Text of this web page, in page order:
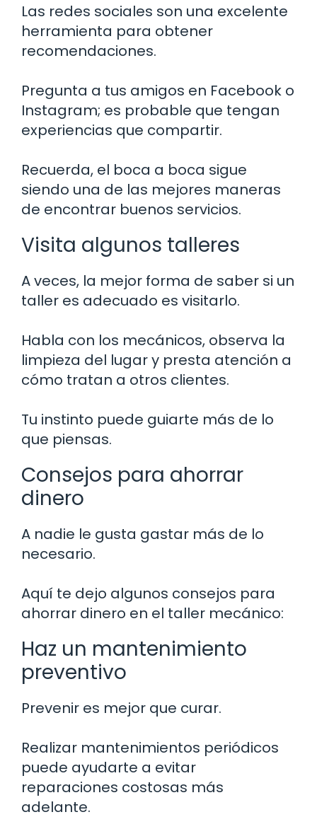
Las redes sociales son una excelente
herramienta para obtener
recomendaciones.
Pregunta a tus amigos en Facebook o
Instagram; es probable que tengan
experiencias que compartir.
Recuerda, el boca a boca sigue
siendo una de las mejores maneras
de encontrar buenos servicios.
Visita algunos talleres
A veces, la mejor forma de saber si un
taller es adecuado es visitarlo.
Habla con los mecánicos, observa la
limpieza del lugar y presta atención a
cómo tratan a otros clientes.
Tu instinto puede guiarte más de lo
que piensas.
Consejos para ahorrar
dinero
A nadie le gusta gastar más de lo
necesario.
Aquí te dejo algunos consejos para
ahorrar dinero en el taller mecánico:
Haz un mantenimiento
preventivo
Prevenir es mejor que curar.
Realizar mantenimientos periódicos
puede ayudarte a evitar
reparaciones costosas más
adelante.